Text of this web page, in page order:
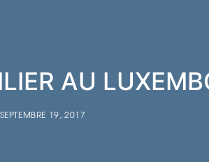
AU
SEPTEMBRE 19, 2017